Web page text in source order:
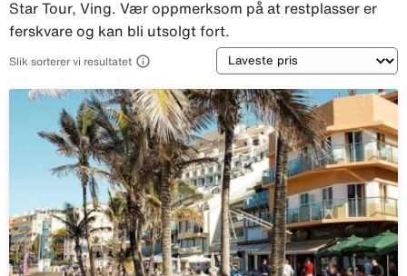
Star Tour, Ving. Vær oppmerksom på at restplasser er
ferskvare og kan bli utsolgt fort.
Slik sorterer vi resultatet  Sortering